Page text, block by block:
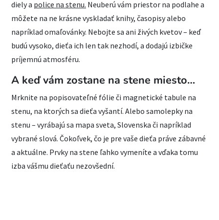
diely a police na stenu. Neuberú vám priestor na podlahe a
môžete na ne krásne vyskladať knihy, časopisy alebo
napríklad omaľovánky. Nebojte sa ani živých kvetov – keď
budú vysoko, dieťa ich len tak nezhodí, a dodajú izbičke
príjemnú atmosféru.
A keď vám zostane na stene miesto…
Mrknite na popisovateľné fólie či magnetické tabule na
stenu, na ktorých sa dieťa vyšantí. Alebo samolepky na
stenu – vyrábajú sa mapa sveta, Slovenska či napríklad
vybrané slová. Čokoľvek, čo je pre vaše dieťa práve zábavné
a aktuálne. Prvky na stene ľahko vymeníte a vďaka tomu
izba vášmu dieťaťu nezovšední.